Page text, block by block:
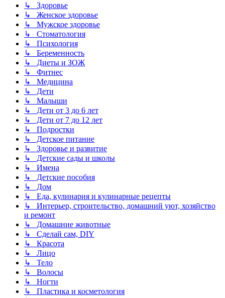
↳ Здоровье
↳ Женское здоровье
↳ Мужское здоровье
↳ Стоматология
↳ Психология
↳ Беременность
↳ Диеты и ЗОЖ
↳ Фитнес
↳ Медицина
↳ Дети
↳ Малыши
↳ Дети от 3 до 6 лет
↳ Дети от 7 до 12 лет
↳ Подростки
↳ Детское питание
↳ Здоровье и развитие
↳ Детские сады и школы
↳ Имена
↳ Детские пособия
↳ Дом
↳ Еда, кулинария и кулинарные рецепты
↳ Интерьер, строительство, домашний уют, хозяйство
и ремонт
↳ Домашние животные
↳ Сделай сам, DIY
↳ Красота
↳ Лицо
↳ Тело
↳ Волосы
↳ Ногти
↳ Пластика и косметология